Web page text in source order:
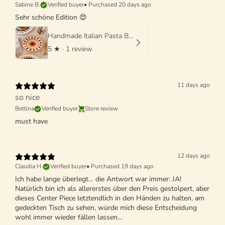
Sabine B.
Verified buyer• Purchased 20 days ago
Sehr schöne Edition 😍
Handmade Italian Pasta Bowl 25 cm | Cappello di Prete "Mutti Edition"
5 ★ · 1 review
11 days ago
so nice
Bettina Verified buyer Store review
must have
12 days ago
Claudia H.
Verified buyer• Purchased 19 days ago
Ich habe lange überlegt… die Antwort war immer: JA!
Natürlich bin ich als allererstes über den Preis gestolpert, aber
dieses Center Piece letztendlich in den Händen zu halten, am
gedeckten Tisch zu sehen, würde mich diese Entscheidung
wohl immer wieder fällen lassen…